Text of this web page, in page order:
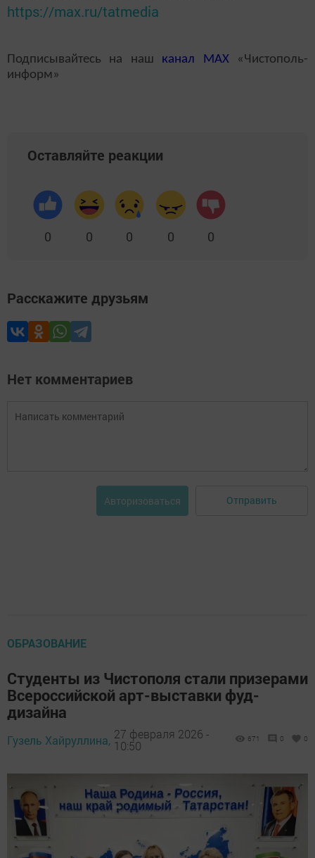
https://max.ru/tatmedia
Подписывайтесь на наш канал MAX«Чистополь-
информ»
Оставляйте реакции
0 0 0 0 0
Расскажите друзьям
Нет комментариев
Авторизоваться Отправить
ОБРАЗОВАНИЕ
Студенты из Чистополя стали призерами
Всероссийской арт-выставки фуд-
дизайна
Гузель Хайруллина, 27 февраля 2026 -
10:50
671 0 0